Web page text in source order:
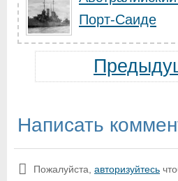
Порт-Саиде
Написать
Пожалуйста, авторизуйтесь